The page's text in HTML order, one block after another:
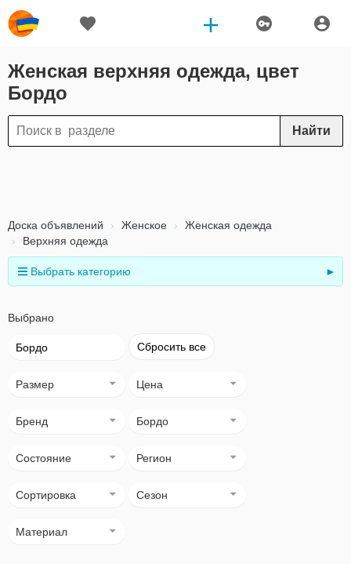
Женская верхняя одежда, цвет
Бордо
Найти
Доска объявлений Женское
Женская одежда
Верхняя одежда
Выбрать категорию ►
Выбрано
Бордо Сбросить все
Размер Цена
Бренд Бордо
Состояние Регион
Сортировка Сезон
Материал